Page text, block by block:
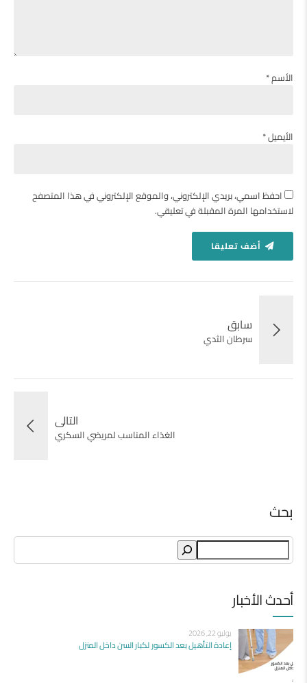
الأسم *
الأيميل *
احفظ اسمي، بريدي الإلكتروني، والموقع الإلكتروني في هذا المتصفح
لاستخدامها المرة المقبلة في تعليقي.
أضف تعليقا
سابق
سرطان الثدي
التالى
الغذاء المناسب لمريضي السكري
بحث
أحدث الأخبار
يوليو 22, 2026
إعادة التأهيل بعد الكسور لكبار السن داخل المنزل